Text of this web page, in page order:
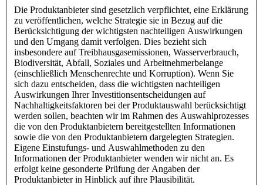
Die Produktanbieter sind gesetzlich verpflichtet, eine Erklärung
zu veröffentlichen, welche Strategie sie in Bezug auf die
Berücksichtigung der wichtigsten nachteiligen Auswirkungen
und den Umgang damit verfolgen. Dies bezieht sich
insbesondere auf Treibhausgasemissionen, Wasserverbrauch,
Biodiversität, Abfall, Soziales und Arbeitnehmerbelange
(einschließlich Menschenrechte und Korruption). Wenn Sie
sich dazu entscheiden, dass die wichtigsten nachteiligen
Auswirkungen Ihrer Investitionsentscheidungen auf
Nachhaltigkeitsfaktoren bei der Produktauswahl berücksichtigt
werden sollen, beachten wir im Rahmen des Auswahlprozesses
die von den Produktanbietern bereitgestellten Informationen
sowie die von den Produktanbietern dargelegten Strategien.
Eigene Einstufungs- und Auswahlmethoden zu den
Informationen der Produktanbieter wenden wir nicht an. Es
erfolgt keine gesonderte Prüfung der Angaben der
Produktanbieter in Hinblick auf ihre Plausibilität.